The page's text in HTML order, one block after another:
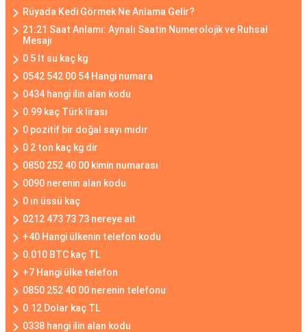
Rüyada Kedi Görmek Ne Anlama Gelir?
21:21 Saat Anlamı: Aynalı Saatin Numerolojik ve Ruhsal
Mesajı
0 5 lt su kaç kg
0542 542 00 54 Hangi numara
0434 hangi ilin alan kodu
0.99 kaç Türk lirası
0 pozitif bir doğal sayı mıdır
0 2 ton kaç kg dir
0850 252 40 00 kimin numarası
0090 nerenin alan kodu
0 ın üssü kaç
0212 473 73 73 nereye ait
+40 Hangi ülkenin telefon kodu
0.010 BTC kaç TL
+7 Hangi ülke telefon
0850 252 40 00 nerenin telefonu
0.12 Dolar kaç TL
0338 hangi ilin alan kodu